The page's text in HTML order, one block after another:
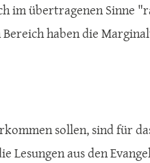
im übertragenen Sinne
haben die
sollen, sind für
Lesungen aus den